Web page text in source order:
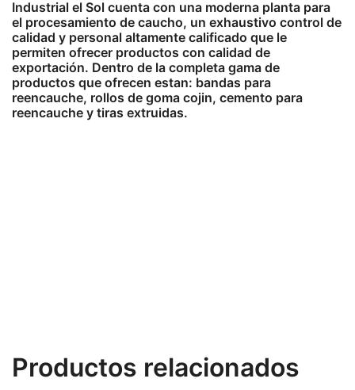
Industrial el Sol cuenta con una moderna planta para
el procesamiento de caucho, un exhaustivo control de
calidad y personal altamente calificado que le
permiten ofrecer productos con calidad de
exportación. Dentro de la completa gama de
productos que ofrecen estan: bandas para
reencauche, rollos de goma cojin, cemento para
reencauche y tiras extruidas.
Productos relacionados